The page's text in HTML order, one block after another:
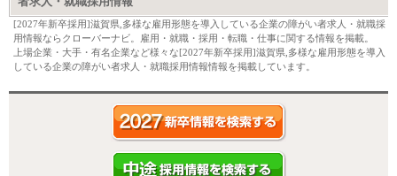
[2027年新卒採用]滋賀県,多様な雇用形態を導入している企業の障がい者求人・就職採
用情報ならクローバーナビ。雇用・就職・採用・転職・仕事に関する情報を掲載。
上場企業・大手・有名企業など様々な[2027年新卒採用]滋賀県,多様な雇用形態を導入
している企業の障がい者求人・就職採用情報情報を掲載しています。